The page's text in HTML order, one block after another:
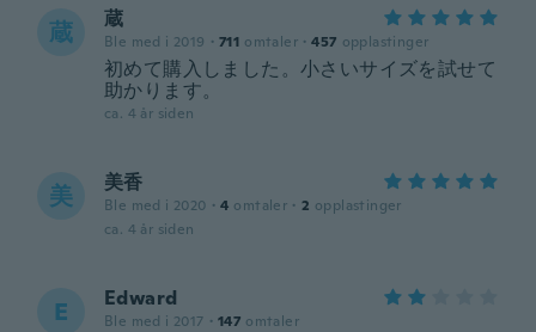
蔵 蔵
Ble med i 2019 · 711 omtaler · 457 opplastinger
初めて購入しました。小さいサイズを試せて
助かります。
ca. 4 år siden
美 美香
Ble med i 2020 · 4 omtaler · 2 opplastinger
ca. 4 år siden
E Edward
Ble med i 2017 · 147 omtaler